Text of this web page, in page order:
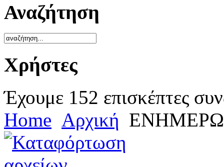
Αναζήτηση
Χρήστες
Έχουμε 152 επισκέπτες
Home Αρχική